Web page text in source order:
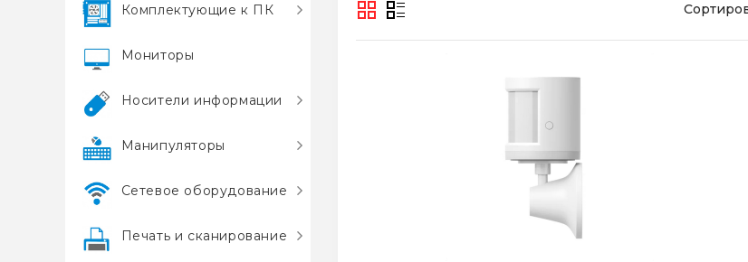
Комплектующие к ПК
Мониторы
Носители информации
Манипуляторы
Сетевое оборудование
Печать и сканирование